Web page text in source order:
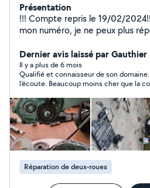
Présentation
!!! Compte repris le 19/02/2024!!! Veuillezm'appeler
mon numéro, je ne peux plus répondre
alentours de bordeaux de 50 a 700cc , soit 4T ou 2T
pas de problème ! je travaille
! wtsp: O7_44_ 26_47-77
Dernier avis laissé par
Il y a plus de 6 mois
Qualifié et connaisseur de son
l’écoute. Beaucoup moins cher que la
Réparation de deux-roues